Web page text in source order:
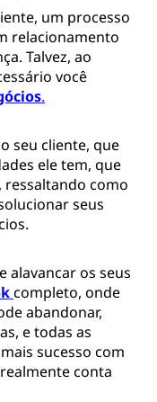
um processo
relacionamento
Talvez, ao
você
.
seu cliente, que
ele tem, que
ressaltando como
seus
alavancar os seus
completo, onde
abandonar,
e todas as
sucesso com
conta